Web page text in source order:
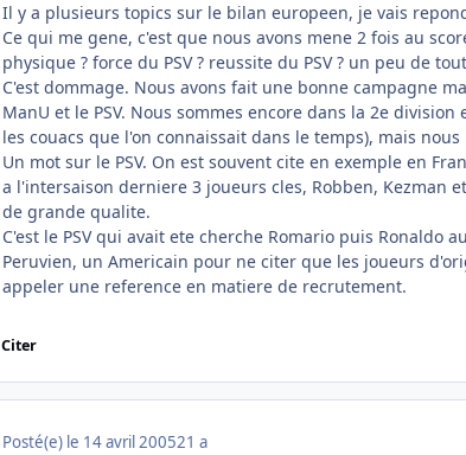
Il y a plusieurs topics sur le bilan europeen, je vais
Ce qui me gene, c'est que nous avons mene 2 fois au
physique ? force du PSV ? reussite du PSV ? un peu de
C'est dommage. Nous avons fait une bonne campagne
ManU et le PSV. Nous sommes encore dans la 2e
les couacs que l'on connaissait dans le temps), mais
Un mot sur le PSV. On est souvent cite en exemple en
a l'intersaison derniere 3 joueurs cles, Robben,
de grande qualite.
C'est le PSV qui avait ete cherche Romario puis Ronaldo
Peruvien, un Americain pour ne citer que les joueurs
appeler une reference en matiere de recrutement.
Citer
Posté(e) le 14 avril 200521 a